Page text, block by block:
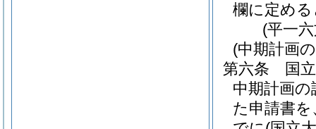
欄に定め
(平一
(中期計画
第六条
国
中期計画
た申請書